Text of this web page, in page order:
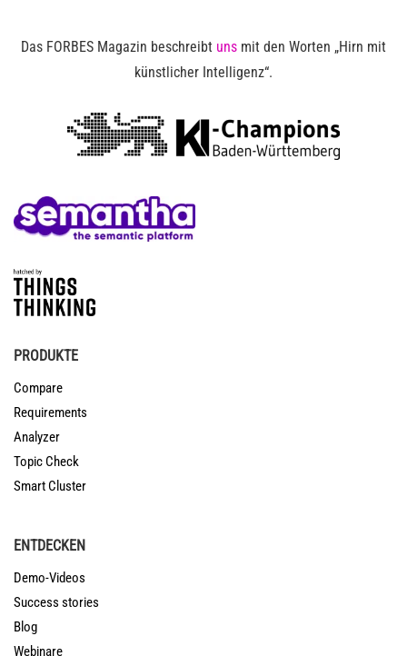
Das FORBES Magazin beschreibt uns mit den Worten „Hirn mit
künstlicher Intelligenz“.
PRODUKTE
Compare
Requirements
Analyzer
Topic Check
Smart Cluster
ENTDECKEN
Demo-Videos
Success stories
Blog
Webinare